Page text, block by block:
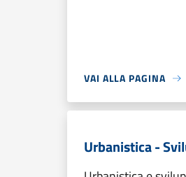
VAI ALLA PAGINA
Urbanistica -